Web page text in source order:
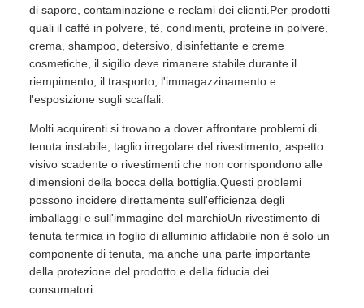
di sapore, contaminazione e reclami dei clienti.Per prodotti
quali il caffè in polvere, tè, condimenti, proteine in polvere,
crema, shampoo, detersivo, disinfettante e creme
cosmetiche, il sigillo deve rimanere stabile durante il
riempimento, il trasporto, l'immagazzinamento e
l'esposizione sugli scaffali.
Molti acquirenti si trovano a dover affrontare problemi di
tenuta instabile, taglio irregolare del rivestimento, aspetto
visivo scadente o rivestimenti che non corrispondono alle
dimensioni della bocca della bottiglia.Questi problemi
possono incidere direttamente sull'efficienza degli
imballaggi e sull'immagine del marchioUn rivestimento di
tenuta termica in foglio di alluminio affidabile non è solo un
componente di tenuta, ma anche una parte importante
della protezione del prodotto e della fiducia dei
consumatori.